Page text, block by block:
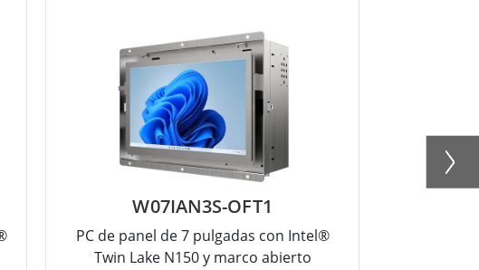
W07IAN3S-OFT1
PC de panel de 7 pulgadas con Intel®
Twin Lake N150 y marco abierto